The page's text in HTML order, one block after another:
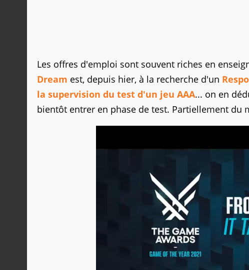
Les offres d'emploi sont souvent riches en
Dream est, depuis hier, à la recherche d'un
la supervision du test d'un jeu AAA... on en
bientôt entrer en phase de test. Partiellement du